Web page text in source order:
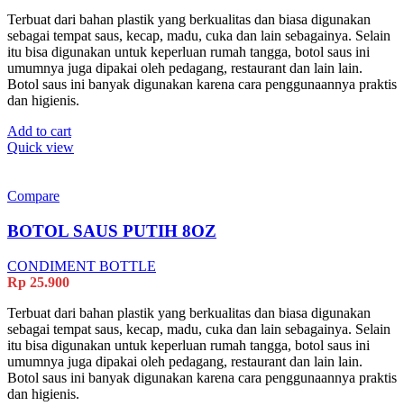
Terbuat dari bahan plastik yang berkualitas dan biasa digunakan
sebagai tempat saus, kecap, madu, cuka dan lain sebagainya. Selain
itu bisa digunakan untuk keperluan rumah tangga, botol saus ini
umumnya juga dipakai oleh pedagang, restaurant dan lain lain.
Botol saus ini banyak digunakan karena cara penggunaannya praktis
dan higienis.
Add to cart
Quick view
Compare
BOTOL SAUS PUTIH 8OZ
CONDIMENT BOTTLE
Rp 25.900
Terbuat dari bahan plastik yang berkualitas dan biasa digunakan
sebagai tempat saus, kecap, madu, cuka dan lain sebagainya. Selain
itu bisa digunakan untuk keperluan rumah tangga, botol saus ini
umumnya juga dipakai oleh pedagang, restaurant dan lain lain.
Botol saus ini banyak digunakan karena cara penggunaannya praktis
dan higienis.